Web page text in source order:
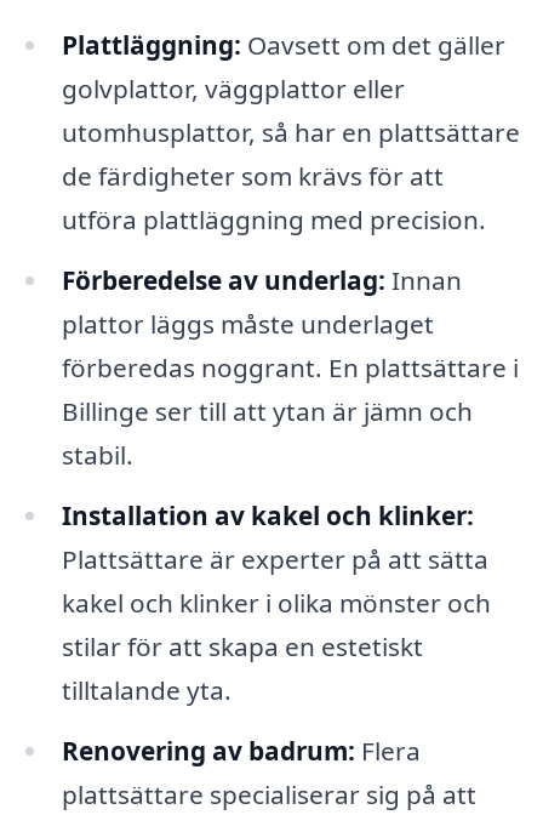
Plattläggning: Oavsett om det gäller
golvplattor, väggplattor eller
utomhusplattor, så har en plattsättare
de färdigheter som krävs för att
utföra plattläggning med precision.
Förberedelse av underlag: Innan
plattor läggs måste underlaget
förberedas noggrant. En plattsättare i
Billinge ser till att ytan är jämn och
stabil.
Installation av kakel och klinker:
Plattsättare är experter på att sätta
kakel och klinker i olika mönster och
stilar för att skapa en estetiskt
tilltalande yta.
Renovering av badrum: Flera
plattsättare specialiserar sig på att